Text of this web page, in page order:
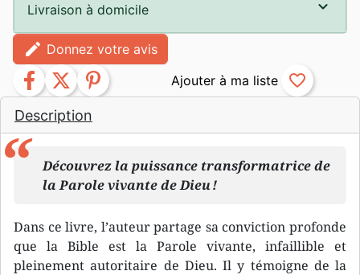
Description
Découvrez la puissance transformatrice de
la Parole vivante de Dieu !
Dans ce livre, l’auteur partage sa conviction profonde
que la Bible est la Parole vivante, infaillible et
pleinement autoritaire de Dieu. Il y témoigne de la
Livraison à domicile
edit Donnez votre avis
facebook twitter pinterest favorite_border